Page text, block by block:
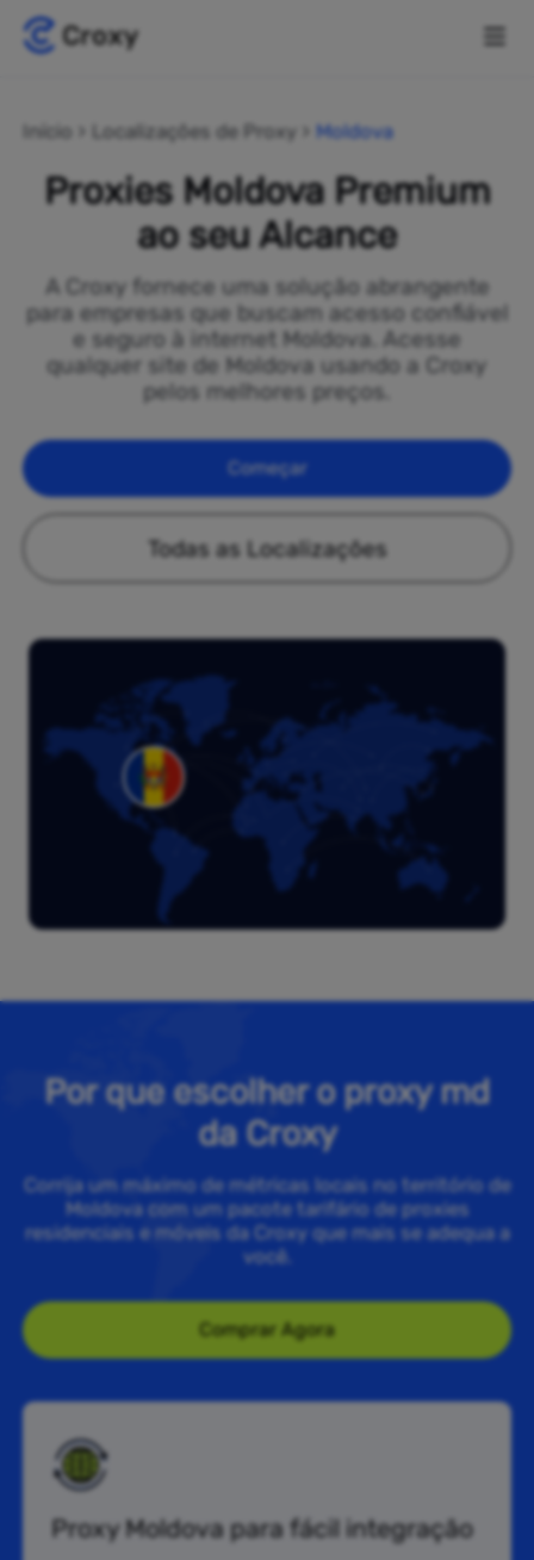
Início Localizações de Proxy Moldova
Proxies Moldova Premium
ao seu Alcance
A Croxy fornece uma solução abrangente
para empresas que buscam acesso confiável
e seguro à internet Moldova. Acesse
qualquer site de Moldova usando a Croxy
pelos melhores preços.
Começar
Todas as Localizações
Por que escolher o proxy md
da Croxy
Corrija um máximo de métricas locais no território de
Moldova com um pacote tarifário de proxies
residenciais e móveis da Croxy que mais se adequa a
você.
Comprar Agora
Proxy Moldova para fácil integração